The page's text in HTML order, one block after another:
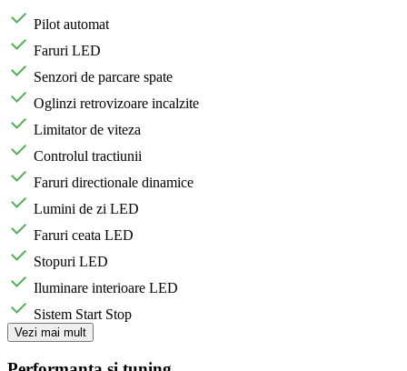
Pilot automat
Faruri LED
Senzori de parcare spate
Oglinzi retrovizoare incalzite
Limitator de viteza
Controlul tractiunii
Faruri directionale dinamice
Lumini de zi LED
Faruri ceata LED
Stopuri LED
Iluminare interioare LED
Sistem Start Stop
Vezi mai mult